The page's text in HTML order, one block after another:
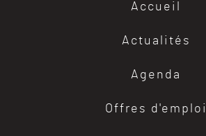
Accueil
Actualités
Agenda
Offres d'emploi